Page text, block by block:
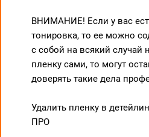
ВНИМАНИЕ! Если у вас
тонировка, то ее можно
с собой на всякий случай
пленку сами, то могут
доверять такие дела
Удалить пленку в
ПРО